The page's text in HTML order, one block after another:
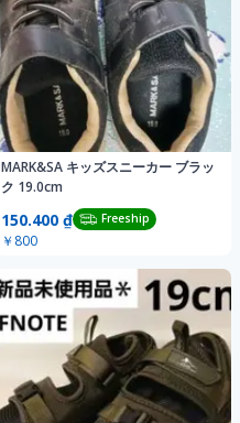
MARK&SA キッズスニーカー ブラッ
ク 19.0cm
150.400 ₫ Freeship
￥800